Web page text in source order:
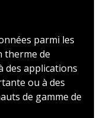
parmi les
therme de
des applications
ou à des
de gamme de